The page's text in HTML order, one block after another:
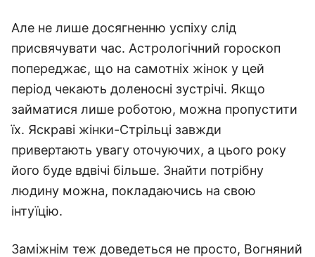
Але не лише досягненню успіху слід
присвячувати час. Астрологічний гороскоп
попереджає, що на самотніх жінок у цей
період чекають доленосні зустрічі. Якщо
займатися лише роботою, можна пропустити
їх. Яскраві жінки-Стрільці завжди
привертають увагу оточуючих, а цього року
його буде вдвічі більше. Знайти потрібну
людину можна, покладаючись на свою
інтуїцію.
Заміжнім теж доведеться не просто, Вогняний